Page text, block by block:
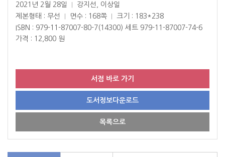
2021년 2월 28일
강지선, 이상일
제본형태 : 무선
면수 : 168쪽
크기 : 183*238
ISBN : 979-11-87007-80-7(14300) 세트 979-11-87007-74-6
가격 : 12,800 원
서점 바로 가기
도서정보다운로드
목록으로